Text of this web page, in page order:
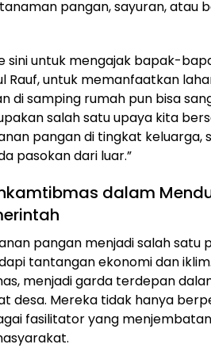
pangan, sayuran, atau
sini untuk mengajak bapak-
Rauf, untuk memanfaatkan
di samping rumah pun bisa
salah satu upaya kita
pangan di tingkat keluarga,
pasokan dari luar.”
dalam
pangan menjadi salah
tantangan ekonomi dan
menjadi garda terdepan
desa. Mereka tidak hanya
fasilitator yang